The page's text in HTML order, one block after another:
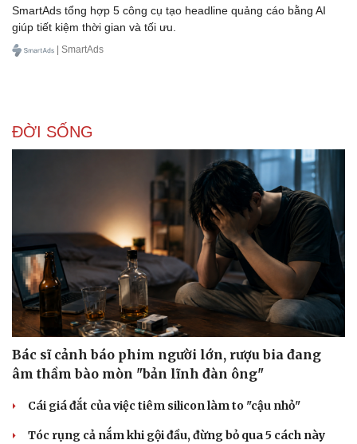
SmartAds tổng hợp 5 công cụ tạo headline quảng cáo bằng AI
giúp tiết kiệm thời gian và tối ưu.
| SmartAds
ĐỜI SỐNG
Bác sĩ cảnh báo phim người lớn, rượu bia đang
âm thầm bào mòn "bản lĩnh đàn ông"
Cái giá đắt của việc tiêm silicon làm to "cậu nhỏ"
Tóc rụng cả nắm khi gội đầu, đừng bỏ qua 5 cách này